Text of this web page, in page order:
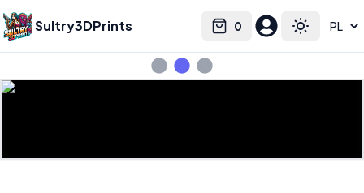
Sultry3DPrints 0
Cart Toggle
Select language